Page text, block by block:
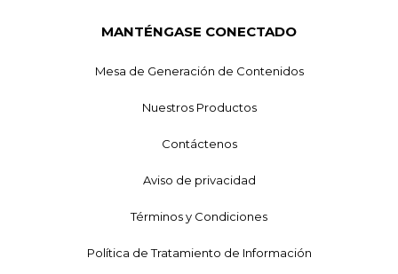
MANTÉNGASE CONECTADO
Mesa de Generación de Contenidos
Nuestros Productos
Contáctenos
Aviso de privacidad
Términos y Condiciones
Política de Tratamiento de Información